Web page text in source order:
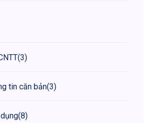
(3)
tin căn bản(3)
(8)